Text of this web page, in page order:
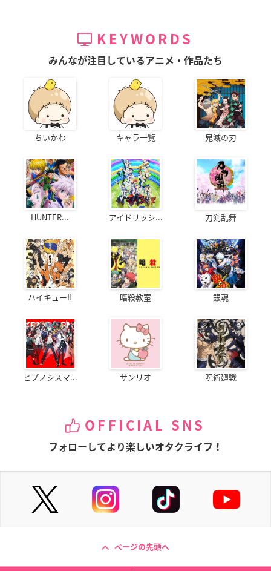
KEYWORDS
みんなが注目しているアニメ・作品たち
ちいかわ キャラ一覧 鬼滅の刃
HUNTER... アイドリッシ... 刀剣乱舞
ハイキュー!! 暗殺教室 銀魂
ヒプノシスマ... サンリオ 呪術廻戦
OFFICIAL SNS
フォローしてより楽しいオタクライフ！
ページの先頭へ